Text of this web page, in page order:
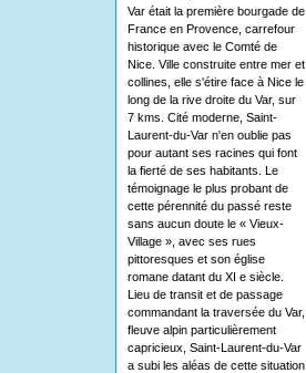
Var était la première bourgade de
France en Provence, carrefour
historique avec le Comté de
Nice. Ville construite entre mer et
collines, elle s'étire face à Nice le
long de la rive droite du Var, sur
7 kms. Cité moderne, Saint-
Laurent-du-Var n'en oublie pas
pour autant ses racines qui font
la fierté de ses habitants. Le
témoignage le plus probant de
cette pérennité du passé reste
sans aucun doute le « Vieux-
Village », avec ses rues
pittoresques et son église
romane datant du XI e siècle.
Lieu de transit et de passage
commandant la traversée du Var,
fleuve alpin particulièrement
capricieux, Saint-Laurent-du-Var
a subi les aléas de cette situation